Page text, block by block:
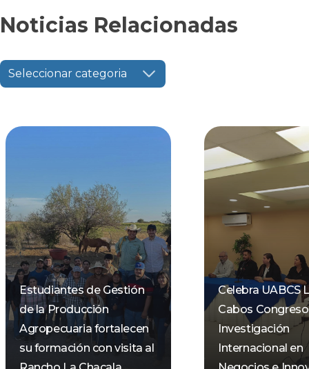
Noticias Relacionadas
Seleccionar categoria
Estudiantes de Gestión
de la Producción
Agropecuaria fortalecen
su formación con visita al
Celebra UABCS
Cabos
Investigación
Internacional en